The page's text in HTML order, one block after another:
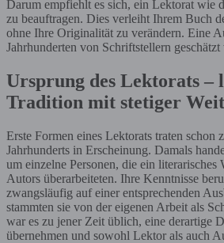
Darum empfiehlt es sich, ein Lektorat wie
zu beauftragen. Dies verleiht Ihrem Buch
ohne Ihre Originalität zu verändern. Eine
Jahrhunderten von Schriftstellern
Ursprung des Lektorats –
Tradition mit stetiger
Erste Formen eines Lektorats traten schon
Jahrhunderts in Erscheinung. Damals
um einzelne Personen, die ein literarisches
Autors überarbeiteten. Ihre Kenntnisse
zwangsläufig auf einer entsprechenden
stammten sie von der eigenen Arbeit als
war es zu jener Zeit üblich, eine derartige
übernehmen und sowohl Lektor als auch